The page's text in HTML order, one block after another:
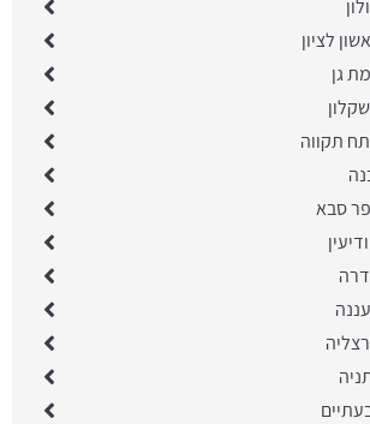
לציון
גן
תקווה
סבא